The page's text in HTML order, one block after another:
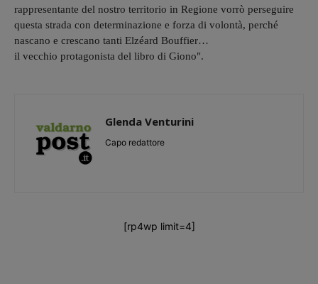
rappresentante del nostro territorio in Regione vorrò perseguire
questa strada con determinazione e forza di volontà, perché
nascano e crescano tanti Elzéard Bouffier…
il vecchio protagonista del libro di Giono".
Glenda Venturini
Capo redattore
[rp4wp limit=4]